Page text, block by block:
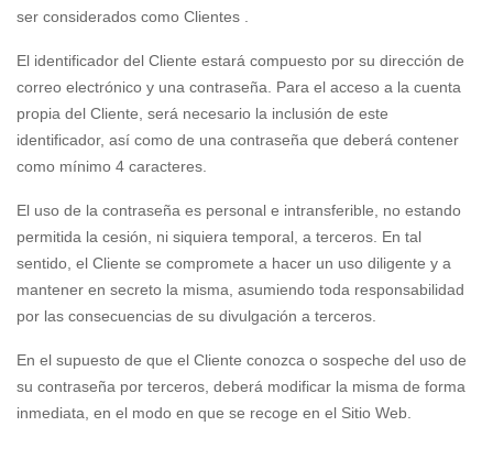
ser considerados como Clientes .
El identificador del Cliente estará compuesto por su dirección de
correo electrónico y una contraseña. Para el acceso a la cuenta
propia del Cliente, será necesario la inclusión de este
identificador, así como de una contraseña que deberá contener
como mínimo 4 caracteres.
El uso de la contraseña es personal e intransferible, no estando
permitida la cesión, ni siquiera temporal, a terceros. En tal
sentido, el Cliente se compromete a hacer un uso diligente y a
mantener en secreto la misma, asumiendo toda responsabilidad
por las consecuencias de su divulgación a terceros.
En el supuesto de que el Cliente conozca o sospeche del uso de
su contraseña por terceros, deberá modificar la misma de forma
inmediata, en el modo en que se recoge en el Sitio Web.